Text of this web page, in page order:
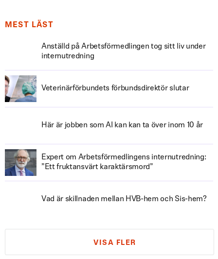
MEST LÄST
Anställd på Arbetsförmedlingen tog sitt liv under
internutredning
Veterinärförbundets förbundsdirektör slutar
Här är jobben som AI kan kan ta över inom 10 år
Expert om Arbetsförmedlingens internutredning:
”Ett fruktansvärt karaktärsmord”
Vad är skillnaden mellan HVB-hem och Sis-hem?
VISA FLER